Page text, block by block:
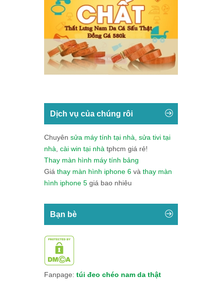
Dịch vụ của chúng rôi
Chuyên sửa máy tính tại nhà sửa tivi tại
nhà cài win tại nhà tphcm giá rẻ!
Thay màn hình máy tính bảng
Giá thay màn hình iphone 6 và thay màn
hình iphone 5 giá bao nhiêu
Bạn bè
Fanpage: túi đeo chéo nam da thật